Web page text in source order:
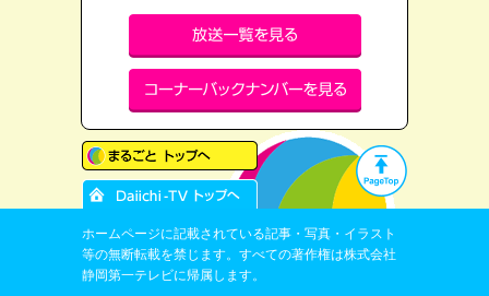
ホームページに記載されている記事・写真・イラスト
等の無断転載を禁じます。すべての著作権は株式会社
静岡第一テレビに帰属します。